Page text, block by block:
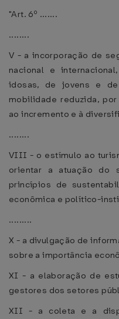
"Art. 6º .......
........
V - a incorporação de
nacional e
idosas, de jovens e
mobilidade reduzida,
ao incremento e à
........
VIII - o estímulo ao
orientar a atuação do
princípios de
econômica e político-
.........
X - a divulgação de
sobre a importância
XI - a elaboração de
gestores dos setores
XII - a coleta e a